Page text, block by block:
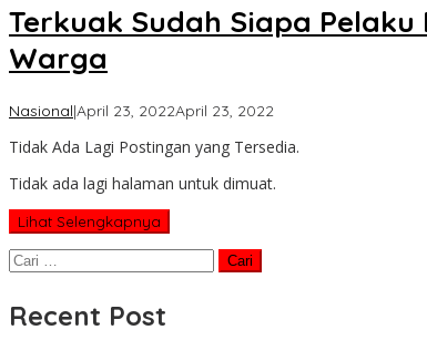
Terkuak Sudah Siapa
Warga
Nasional|April 23, 2022April 23, 2022
KPK
Tidak Ada Lagi Postingan yang Tersedia.
Tidak ada lagi halaman untuk dimuat.
Lihat Selengkapnya
Cari
untuk:
Recent Post